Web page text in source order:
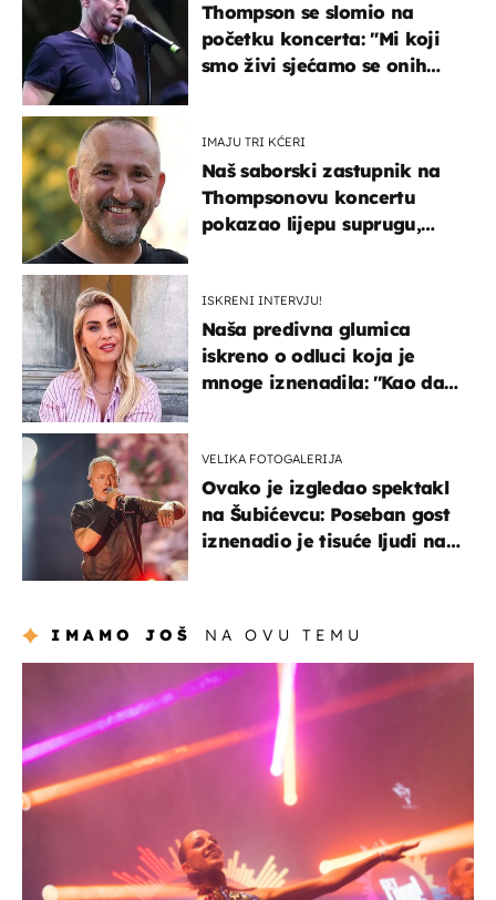
Thompson se slomio na
početku koncerta: "Mi koji
smo živi sjećamo se onih
IMAJU TRI KĆERI
Naš saborski zastupnik na
Thompsonovu koncertu
pokazao lijepu suprugu,
ISKRENI INTERVJU!
Naša predivna glumica
iskreno o odluci koja je
mnoge iznenadila: ''Kao da
VELIKA FOTOGALERIJA
Ovako je izgledao spektakl
na Šubićevcu: Poseban gost
iznenadio je tisuće ljudi na
IMAMO JOŠ NA OVU TEMU